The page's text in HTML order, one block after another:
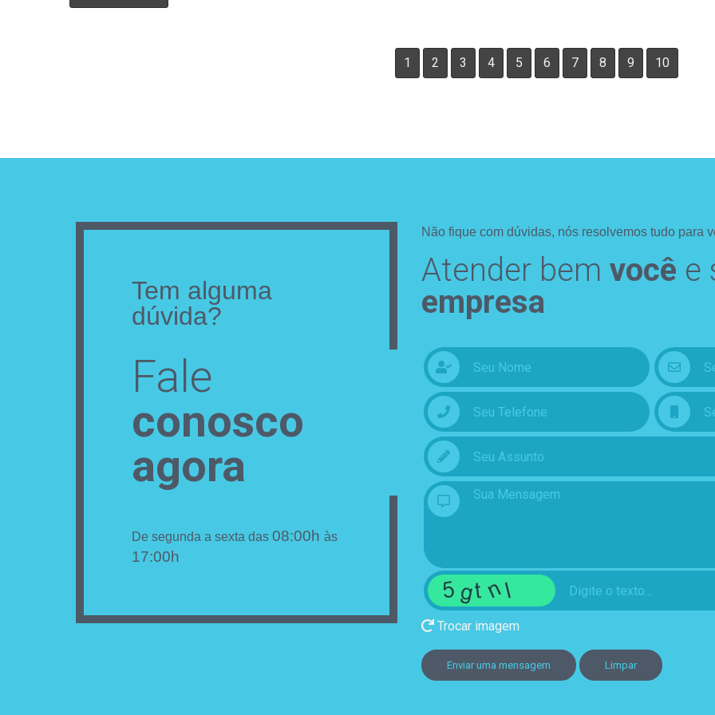
1 2 3 4 5 6 7 8 9 10
Tem alguma
dúvida?
Fale
conosco
agora
De segunda a sexta das 08:00h às
17:00h
Não fique com dúvidas, nós resolvemos tudo para
Atender bemvocê e
empresa
Trocar imagem
Enviar uma mensagem Limpar